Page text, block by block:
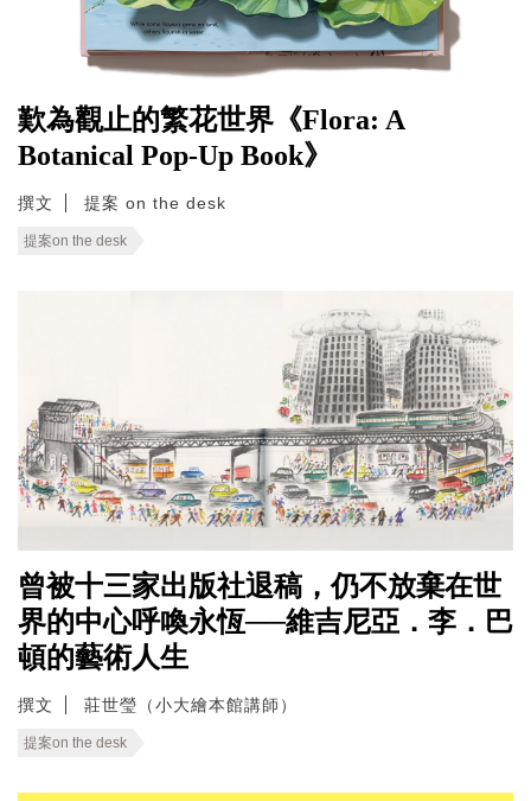
歎為觀止的繁花世界《Flora: A
Botanical Pop-Up Book》
撰文 提案 on the desk
提案on the desk
曾被十三家出版社退稿，仍不放棄在世
界的中心呼喚永恆──維吉尼亞．李．巴
頓的藝術人生
撰文 莊世瑩（小大繪本館講師）
提案on the desk